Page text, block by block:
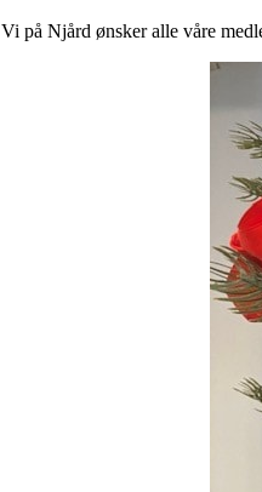
Vi på Njård ønsker alle våre